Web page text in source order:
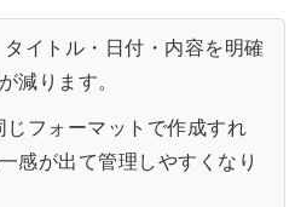
タイトル・日付・内容を明確
減ります。
じフォーマットで作成すれ
感が出て管理しやすくなり